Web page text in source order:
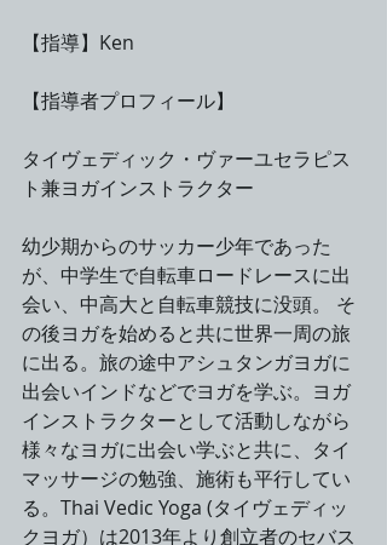
【指導】Ken
【指導者プロフィール】
タイヴェディック・ヴァーユセラピス
ト兼ヨガインストラクター
幼少期からのサッカー少年であった
が、中学生で自転車ロードレースに出
会い、中高大と自転車競技に没頭。 そ
の後ヨガを始めると共に世界一周の旅
に出る。旅の途中アシュタンガヨガに
出会いインドなどでヨガを学ぶ。ヨガ
インストラクターとして活動しながら
様々なヨガに出会い学ぶと共に、タイ
マッサージの勉強、施術も平行してい
る。Thai Vedic Yoga (タイヴェディッ
クヨガ）は2013年より創立者のセバス